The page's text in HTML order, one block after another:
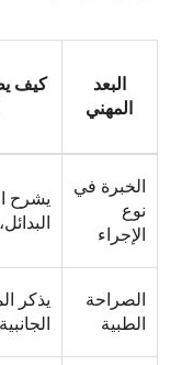
البعد
المهني
كيف
الخبرة في
نوع
الإجراء
يشرح
الصراحة
الطبية
يذكر